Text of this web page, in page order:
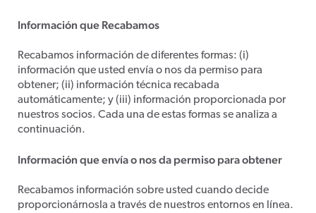
Información que Recabamos
Recabamos información de diferentes formas: (i)
información que usted envía o nos da permiso para
obtener; (ii) información técnica recabada
automáticamente; y (iii) información proporcionada por
nuestros socios. Cada una de estas formas se analiza a
continuación.
Información que envía o nos da permiso para obtener
Recabamos información sobre usted cuando decide
proporcionárnosla a través de nuestros entornos en línea.